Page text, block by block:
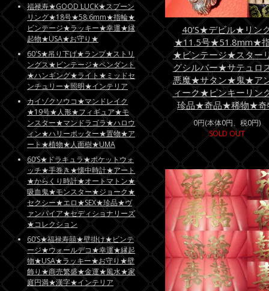
40’S★デビル★リン
★11.5号★51.8mm★
★ビンテージ★スター
グシルバー★サテュロ
悪魔★サタン★鬼★ア
ィーク★ピンキーリン
珍品★奇品★稀物★奇
0円(本体0円、税0円)
SOLD OUT
福禄寿★GOOD LUCK★スプーン
リング★18号★58.6mm★指輪★
ビンテージ★ラッキー★幸運★縁
起物★USA★お守り★
60'S★吊り下げ★ランプ★ストリ
ングス★ビンテージ★ペンダント
★ハンギング★ライト★ミッドセ
ンチュリー★照明★インテリア
カイゾクソウコ★マンドレイク
★19号★人形★フィギュア★モ
ンスター★マンドラゴラ★ハロウ
ィン★ハリーポッター★置物★ア
ート★植物★人面樹★UMA
60’S★ドラキュラ★ポケットウォ
ッチ★手巻き★懐中時計★アート
★からくり時計★オートマトン★
吸血鬼★モンスター★ジョーク★
セクシー★エロ★SEX★珍品★ヴ
ァンパイア★セディショナリーズ
★コレクション
60’S★福禄寿囍★壁掛け★ビンテ
ージ★ウォールデコ★幸運★縁起
物★USA★ラッキー★お守り★壁
飾り★商売繁盛★金運★風水★家
庭円満★漢字★インテリア